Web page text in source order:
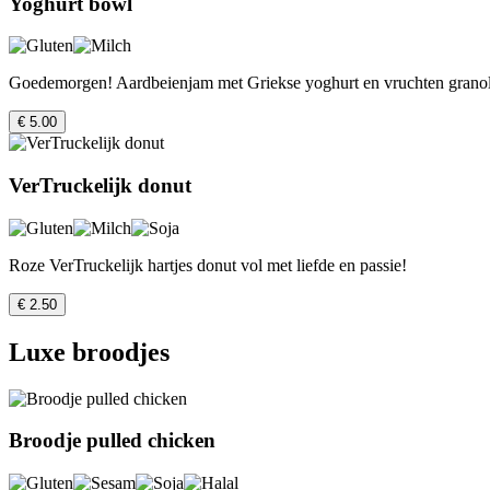
Goedemorgen! Aardbeienjam met Griekse yoghurt en vruchten
€ 5.00
VerTruckelijk donut
Roze VerTruckelijk hartjes donut vol met liefde en passie!
€ 2.50
Luxe broodjes
Broodje pulled chicken